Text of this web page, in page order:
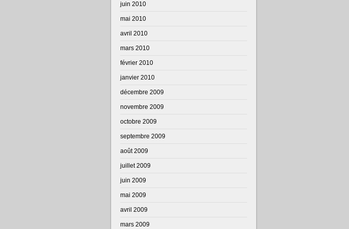
juin 2010
mai 2010
avril 2010
mars 2010
février 2010
janvier 2010
décembre 2009
novembre 2009
octobre 2009
septembre 2009
août 2009
juillet 2009
juin 2009
mai 2009
avril 2009
mars 2009